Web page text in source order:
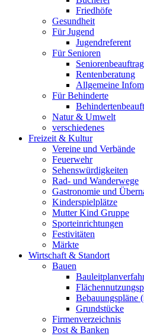
Friedhöfe
Gesundheit
Für Jugend
Jugendreferent
Für Senioren
Rentenberatung
Allgemeine
Für Behinderte
Natur & Umwelt
verschiedenes
Freizeit & Kultur
Vereine und Verbände
Feuerwehr
Sehenswürdigkeiten
Rad- und Wanderwege
Gastronomie und
Kinderspielplätze
Mutter Kind Gruppe
Sporteinrichtungen
Festivitäten
Märkte
Wirtschaft & Standort
Bauen
Bebauungspläne
Grundstücke
Firmenverzeichnis
Post & Banken